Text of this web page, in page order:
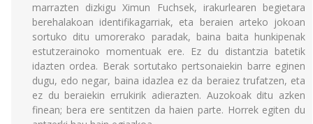
marrazten dizkigu Ximun Fuchsek, irakurlearen begietara
berehalakoan identifikagarriak, eta beraien arteko jokoan
sortuko ditu umorerako paradak, baina baita hunkipenak
estutzerainoko momentuak ere. Ez du distantzia batetik
idazten ordea. Berak sortutako pertsonaiekin barre eginen
dugu, edo negar, baina idazlea ez da beraiez trufatzen, eta
ez du beraiekin errukirik adierazten. Auzokoak ditu azken
finean; bera ere sentitzen da haien parte. Horrek egiten du